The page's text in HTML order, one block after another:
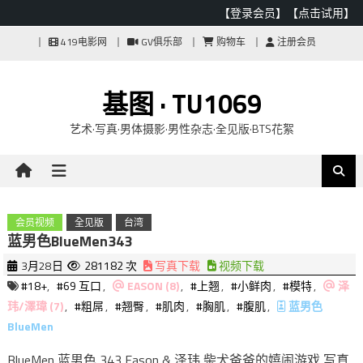
【登录会员】 【点击试用】
419电影网 GV俱乐部 购物车 注册会员
基图 · TU1069
艺术·写真·男体摄影·男性杂志·全见版·BTS花絮
会员视频 全见版 台湾
蓝男色BlueMen343
3月28日 281182 次 写真下载
视频下载
#18+, #69 互口, EASON (8), #上翘, #小鲜肉, #模特,
泽
玮/澤瑋 (7), #粗屌, #翘臀, #肌肉, #胸肌, #腹肌,
蓝男色
BlueMen